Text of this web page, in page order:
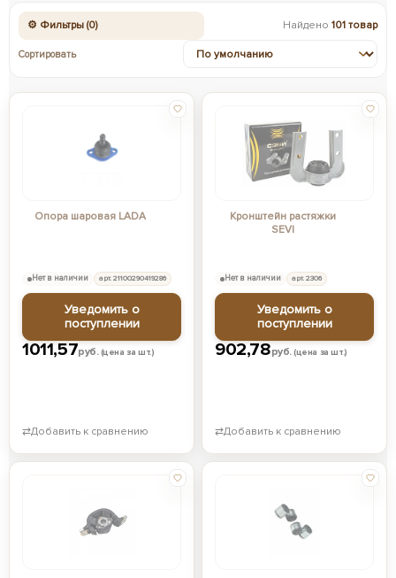
⚙ Фильтры (0) Найдено 101 товар
Сортировать
Опора шаровая LADA
1011,57руб.(цена за шт.)
Нет в наличии арт. 21100290419286
Уведомить о
поступлении
⇄Добавить к сравнению
Кронштейн растяжки
SEVI
902,78руб.(цена за шт.)
Нет в наличии арт. 2306
Уведомить о
поступлении
⇄Добавить к сравнению